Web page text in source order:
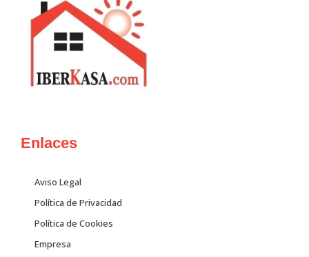
Enlaces
Aviso Legal
Política de Privacidad
Política de Cookies
Empresa